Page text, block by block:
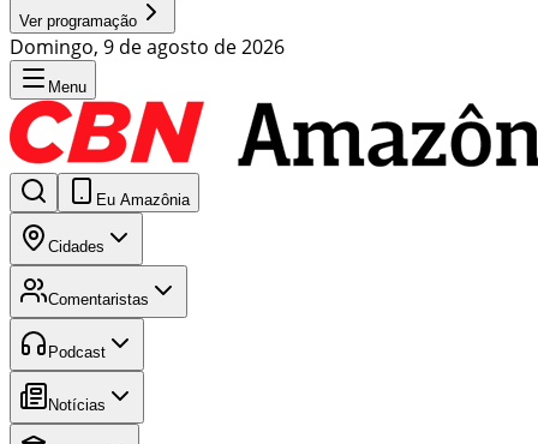
Ver programação
Domingo, 9 de agosto de 2026
Menu
Eu Amazônia
Cidades
Comentaristas
Podcast
Notícias